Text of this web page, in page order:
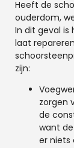
Heeft de
ouderdom,
In dit geval is
laat
zijn:
zorgen
de
want
er niets